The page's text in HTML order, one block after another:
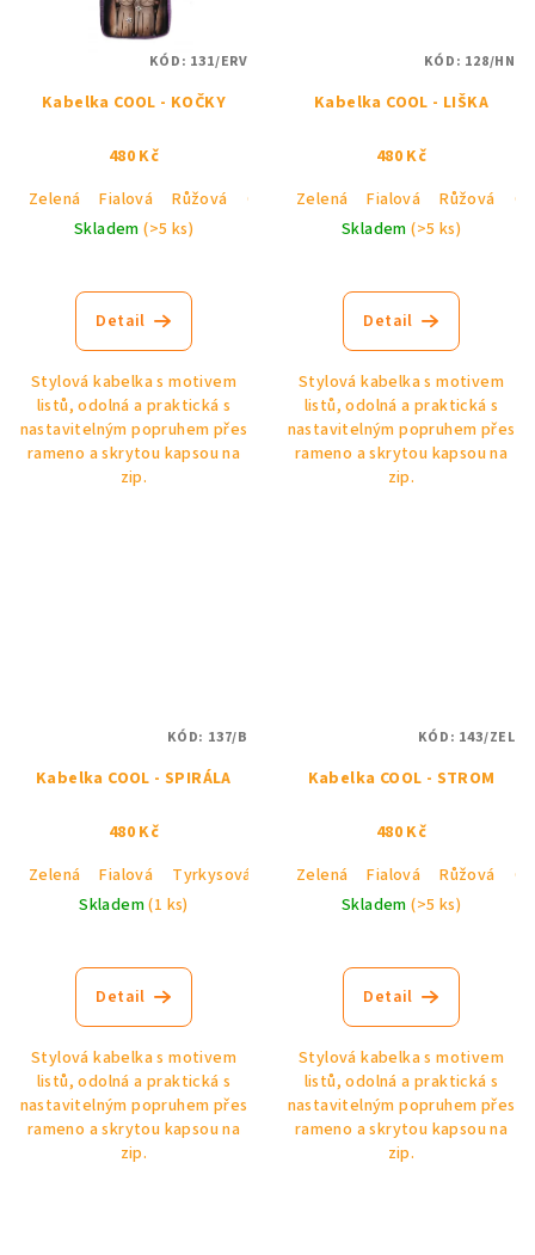
Kabelka COOL - KOČKY
480 Kč
Zelená
Fialová Růžová
Černá
Skladem(>5 ks)
Detail
Stylová kabelka s motivem
listů, odolná a praktická s
nastavitelným popruhem přes
rameno a skrytou kapsou na
zip.
KÓD: 131/ERV
Kabelka COOL - LIŠKA
480 Kč
Zelená
Fialová Růžová
Skladem(>5 ks)
Detail
Stylová kabelka s motivem
listů, odolná a praktická s
nastavitelným popruhem přes
rameno a skrytou kapsou na
zip.
KÓD: 128/HN
Kabelka COOL - SPIRÁLA
480 Kč
Zelená
Fialová Tyrkysová Růžová
Černá
Skladem(1 ks)
Detail
Stylová kabelka s motivem
listů, odolná a praktická s
nastavitelným popruhem přes
rameno a skrytou kapsou na
zip.
KÓD: 137/B
Kabelka COOL - STROM
480 Kč
Zelená
Fialová Růžová
Skladem(>5 ks)
Detail
Stylová kabelka s motivem
listů, odolná a praktická s
nastavitelným popruhem přes
rameno a skrytou kapsou na
zip.
KÓD: 143/ZEL